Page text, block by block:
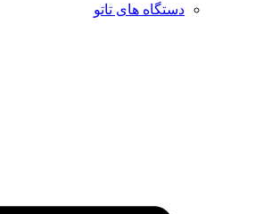
دستگاه های تاتو